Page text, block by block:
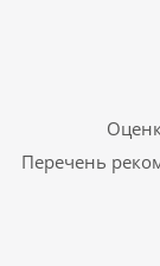
Перечень